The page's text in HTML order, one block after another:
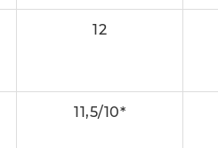
12
11,5/10*